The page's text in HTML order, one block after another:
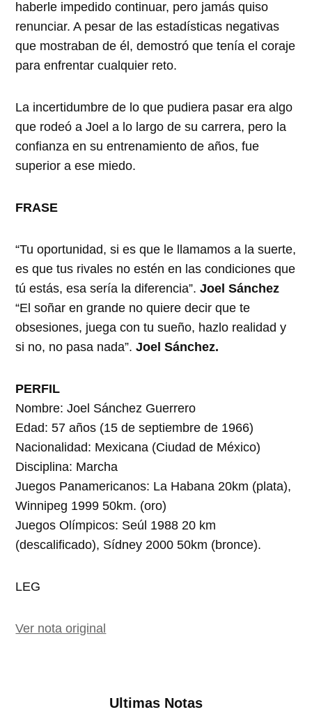
haberle impedido continuar, pero jamás quiso
renunciar. A pesar de las estadísticas negativas
que mostraban de él, demostró que tenía el coraje
para enfrentar cualquier reto.
La incertidumbre de lo que pudiera pasar era algo
que rodeó a Joel a lo largo de su carrera, pero la
confianza en su entrenamiento de años, fue
superior a ese miedo.
FRASE
“Tu oportunidad, si es que le llamamos a la suerte,
es que tus rivales no estén en las condiciones que
tú estás, esa sería la diferencia”. Joel Sánchez
“El soñar en grande no quiere decir que te
obsesiones, juega con tu sueño, hazlo realidad y
si no, no pasa nada”.Joel Sánchez.
PERFIL
Nombre: Joel Sánchez Guerrero
Edad: 57 años (15 de septiembre de 1966)
Nacionalidad: Mexicana (Ciudad de México)
Disciplina: Marcha
Juegos Panamericanos: La Habana 20km (plata),
Winnipeg 1999 50km. (oro)
Juegos Olímpicos: Seúl 1988 20 km
(descalificado), Sídney 2000 50km (bronce).
LEG
Ver nota original
Ultimas Notas